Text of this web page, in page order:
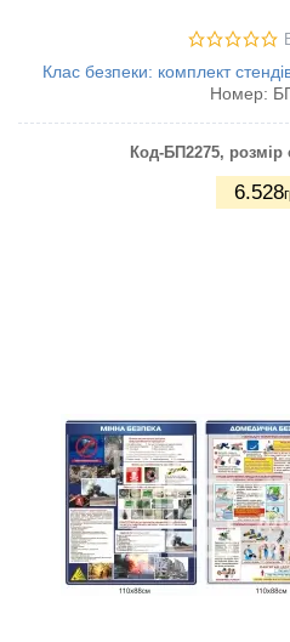
Клас безпеки: комплект
Номер:
Код-БП2275, розмір
6.528